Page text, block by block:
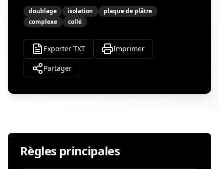
doublage isolation
plaque de plâtre
complexe
collé
Exporter TXT Imprimer
Partager
Règles principales